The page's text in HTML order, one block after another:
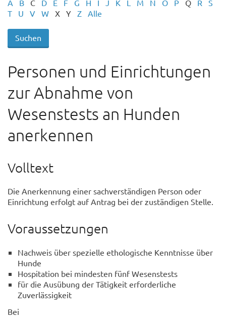
A B C D E F G H I J K L M N O P Q R
S
T
U V W X Y Z Alle
Personen und Einrichtungen
zur Abnahme von
Wesenstests an Hunden
anerkennen
Volltext
Die Anerkennung einer sachverständigen Person oder
Einrichtung erfolgt auf Antrag bei der zuständigen Stelle.
Voraussetzungen
Nachweis über spezielle ethologische Kenntnisse über
Hunde
Hospitation bei mindesten fünf Wesenstests
für die Ausübung der Tätigkeit erforderliche
Zuverlässigkeit
Bei